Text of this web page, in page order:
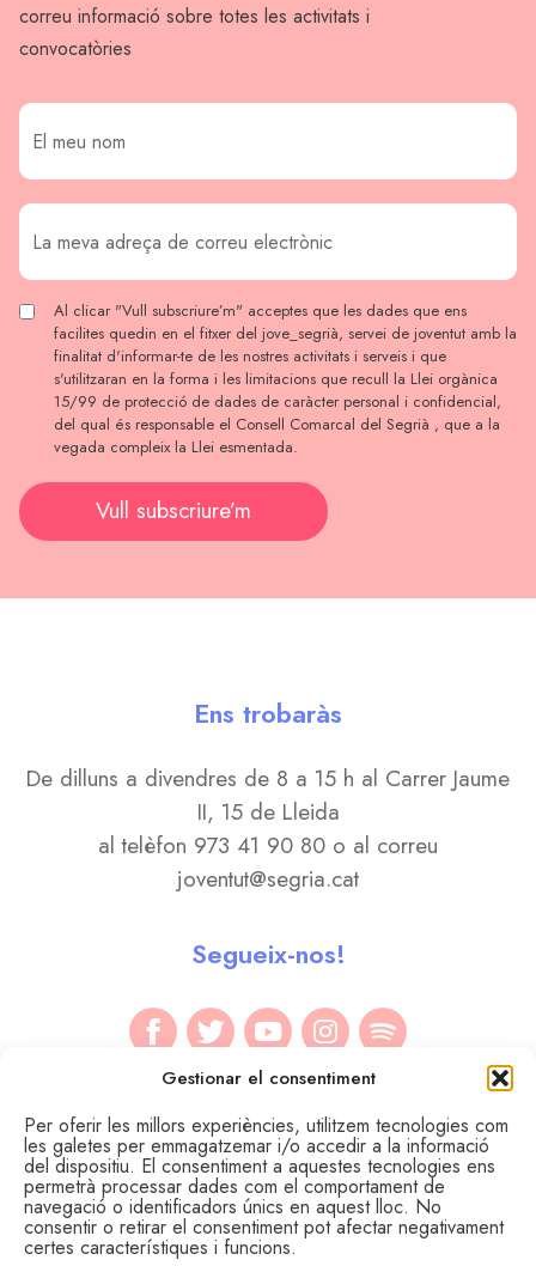
Gestionar el consentiment
Per oferir les millors experiències, utilitzem tecnologies com
les galetes per emmagatzemar i/o accedir a la informació
del dispositiu. El consentiment a aquestes tecnologies ens
permetrà processar dades com el comportament de
navegació o identificadors únics en aquest lloc. No
consentir o retirar el consentiment pot afectar negativament
certes característiques i funcions.
correu informació sobre totes les activitats i
convocatòries
Al clicar "Vull subscriure’m" acceptes que les dades que ens
facilites quedin en el fitxer del jove_segrià, servei de joventut amb la
finalitat d'informar-te de les nostres activitats i serveis i que
s'utilitzaran en la forma i les limitacions que recull la Llei orgànica
15/99 de protecció de dades de caràcter personal i confidencial,
del qual és responsable el Consell Comarcal del Segrià , que a la
vegada compleix la Llei esmentada.
Vull subscriure’m
Ens trobaràs
De dilluns a divendres de 8 a 15 h al Carrer Jaume
II, 15 de Lleida
al telèfon 973 41 90 80 o al correu
joventut@segria.cat
Segueix-nos!